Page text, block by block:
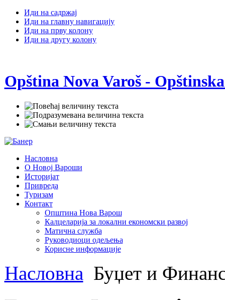
Иди на садржај
Иди на главну навигацију
Иди на прву колону
Иди на другу колону
Opština Nova Varoš -
Насловна
О Новој Вароши
Историјат
Привреда
Туризам
Контакт
Општина Нова Варош
Калцеларија за локални економски развој
Матична служба
Руководиоци одељења
Корисне информације
Насловна Буџет и